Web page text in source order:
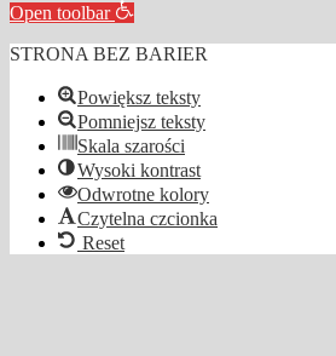
Open toolbar
STRONA BEZ BARIER
Powiększ teksty
Pomniejsz teksty
Skala szarości
Wysoki kontrast
Odwrotne kolory
Czytelna czcionka
Reset